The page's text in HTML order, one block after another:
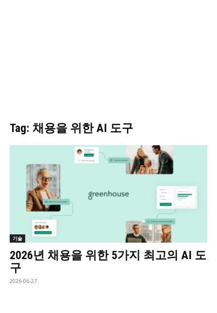
Tag: 채용을 위한 AI 도구
기술
2026년 채용을 위한 5가지 최고의 AI 도
구
2026-06-27